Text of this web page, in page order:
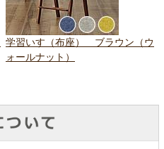
学習いす（布座） ブラウン（ウ
ォールナット）